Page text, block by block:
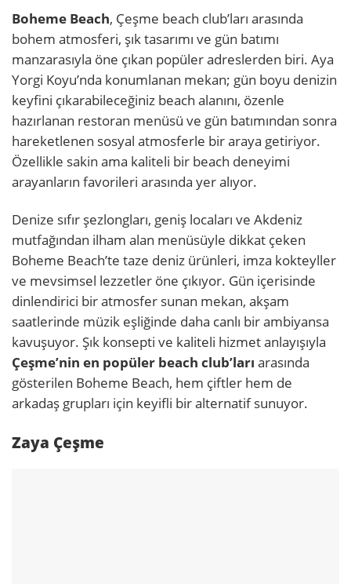
Boheme Beach, Çeşme beach club’ları arasında
bohem atmosferi, şık tasarımı ve gün batımı
manzarasıyla öne çıkan popüler adreslerden biri. Aya
Yorgi Koyu’nda konumlanan mekan; gün boyu denizin
keyfini çıkarabileceğiniz beach alanını, özenle
hazırlanan restoran menüsü ve gün batımından sonra
hareketlenen sosyal atmosferle bir araya getiriyor.
Özellikle sakin ama kaliteli bir beach deneyimi
arayanların favorileri arasında yer alıyor.
Denize sıfır şezlongları, geniş locaları ve Akdeniz
mutfağından ilham alan menüsüyle dikkat çeken
Boheme Beach’te taze deniz ürünleri, imza kokteyller
ve mevsimsel lezzetler öne çıkıyor. Gün içerisinde
dinlendirici bir atmosfer sunan mekan, akşam
saatlerinde müzik eşliğinde daha canlı bir ambiyansa
kavuşuyor. Şık konsepti ve kaliteli hizmet anlayışıyla
Çeşme’nin en popüler beach club’ları arasında
gösterilen Boheme Beach, hem çiftler hem de
arkadaş grupları için keyifli bir alternatif sunuyor.
Zaya Çeşme